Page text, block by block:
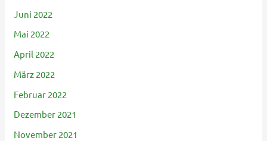
Juni 2022
Mai 2022
April 2022
März 2022
Februar 2022
Dezember 2021
November 2021